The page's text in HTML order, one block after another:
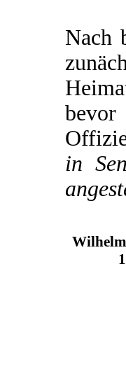
Nach
in